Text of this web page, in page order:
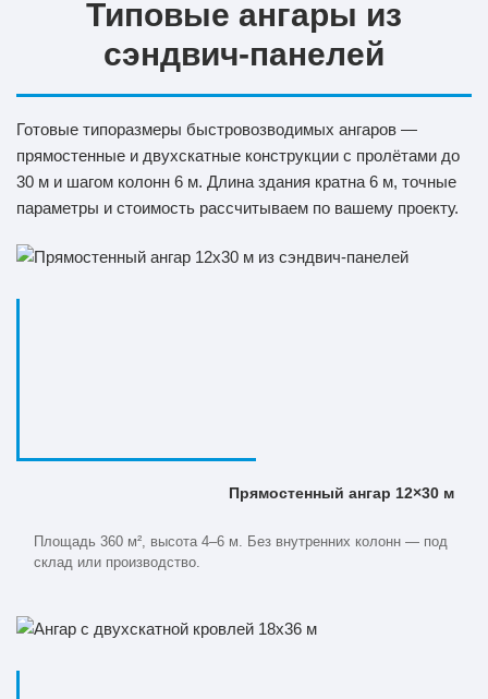
Типовые ангары из
сэндвич-панелей
Готовые типоразмеры быстровозводимых ангаров —
прямостенные и двухскатные конструкции с пролётами до
30 м и шагом колонн 6 м. Длина здания кратна 6 м, точные
параметры и стоимость рассчитываем по вашему проекту.
Прямостенный ангар 12×30 м
Площадь 360 м², высота 4–6 м. Без внутренних колонн — под
склад или производство.